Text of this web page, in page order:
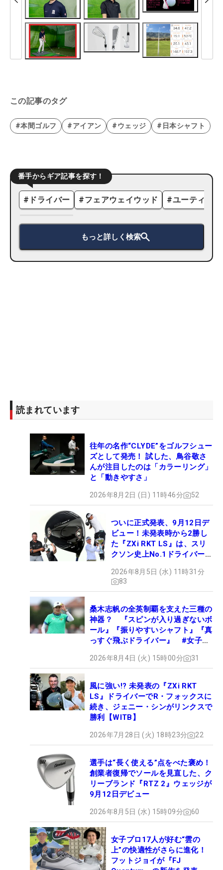
この記事のタグ
#本間ゴルフ #アイアン #ウェッジ #日本シャフト
番手からギア記事を探す！
# ドライバー #フェアウェイウッド #ユーティリ
もっと詳しく検索
読まれています
往年の名作“CLYDE”をゴルフシュー
ズとして発売！ 試した、鳥谷敬さ
んが注目したのは「カラーリング」
と「動きやすさ」
2026年8月2日 (日) 11時46分 52
ついに正式発表、9月12日デ
ビュー！未発表時から2勝し
た『ZXi RKT LS』は、スリ
クソン史上No.1ドライバー!?
2026年8月5日 (水) 11時31分
83
桑木志帆の全英制覇を支えた三種の
神器？ 『スピンが入り過ぎないボ
ール』『振りやすいシャフト』『真
っすぐ飛ぶドライバー』 #女子プ
2026年8月4日 (火) 15時00分 31
風に強い!? 未発表の『ZXi RKT
LS』ドライバーでR・フォックスに
続き、ジェニー・シンがリンクスで
勝利【WITB】
2026年7月28日 (火) 18時23分 22
選手は“長く使える”点をべた褒め！
創業者復帰でソールを見直した、ク
リーブランド『RTZ 2』ウェッジが
9月12日デビュー
2026年8月5日 (水) 15時09分 60
女子プロ17人が好む“雲の
上”の快適性がさらに進化！
フットジョイが『FJ